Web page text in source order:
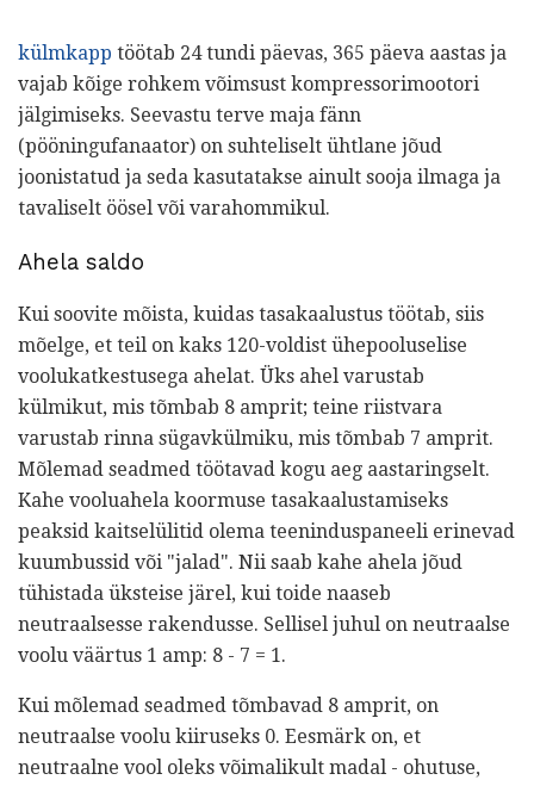
külmkapp töötab 24 tundi päevas, 365 päeva aastas ja
vajab kõige rohkem võimsust kompressorimootori
jälgimiseks. Seevastu terve maja fänn
(pööningufanaator) on suhteliselt ühtlane jõud
joonistatud ja seda kasutatakse ainult sooja ilmaga ja
tavaliselt öösel või varahommikul.
Ahela saldo
Kui soovite mõista, kuidas tasakaalustus töötab, siis
mõelge, et teil on kaks 120-voldist ühepooluselise
voolukatkestusega ahelat. Üks ahel varustab
külmikut, mis tõmbab 8 amprit; teine ​​riistvara
varustab rinna sügavkülmiku, mis tõmbab 7 amprit.
Mõlemad seadmed töötavad kogu aeg aastaringselt.
Kahe vooluahela koormuse tasakaalustamiseks
peaksid kaitselülitid olema teeninduspaneeli erinevad
kuumbussid või "jalad". Nii saab kahe ahela jõud
tühistada üksteise järel, kui toide naaseb
neutraalsesse rakendusse. Sellisel juhul on neutraalse
voolu väärtus 1 amp: 8 - 7 = 1.
Kui mõlemad seadmed tõmbavad 8 amprit, on
neutraalse voolu kiiruseks 0. Eesmärk on, et
neutraalne vool oleks võimalikult madal - ohutuse,